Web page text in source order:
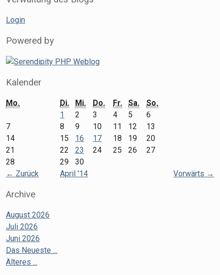
Login
Powered by
Kalender
Mo. Di. Mi. Do. Fr. Sa. So.
← Zurück April '14 Vorwärts →
1 2 3 4 5
6
7
8 9 10 11 12
13
14
15 16 17 18 19
20
21
22 23 24 25 26
27
28
29 30
Archive
August 2026
Juli 2026
Juni 2026
Das Neueste ...
Älteres ...